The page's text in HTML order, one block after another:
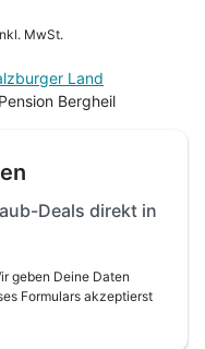
MwSt.
Land
Pension Bergheil
Deals direkt in
geben Deine Daten
Formulars akzeptierst